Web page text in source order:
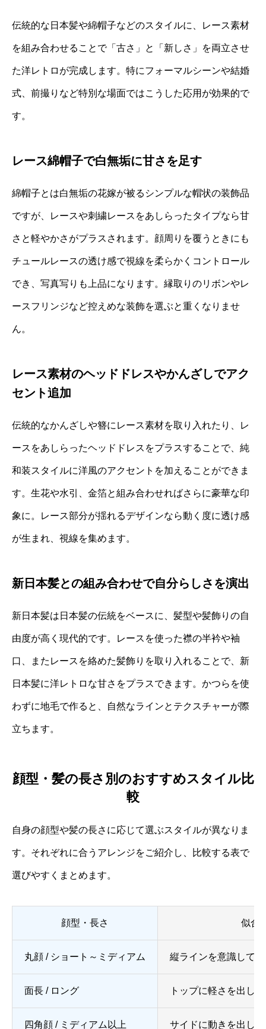
伝統的な日本髪や綿帽子などのスタイルに、レース素材
を組み合わせることで「古さ」と「新しさ」を両立させ
た洋レトロが完成します。特にフォーマルシーンや結婚
式、前撮りなど特別な場面ではこうした応用が効果的で
す。
レース綿帽子で白無垢に甘さを足す
綿帽子とは白無垢の花嫁が被るシンプルな帽状の装飾品
ですが、レースや刺繍レースをあしらったタイプなら甘
さと軽やかさがプラスされます。顔周りを覆うときにも
チュールレースの透け感で視線を柔らかくコントロール
でき、写真写りも上品になります。縁取りのリボンやレ
ースフリンジなど控えめな装飾を選ぶと重くなりませ
ん。
レース素材のヘッドドレスやかんざしでアク
セント追加
伝統的なかんざしや簪にレース素材を取り入れたり、レ
ースをあしらったヘッドドレスをプラスすることで、純
和装スタイルに洋風のアクセントを加えることができま
す。生花や水引、金箔と組み合わせればさらに豪華な印
象に。レース部分が揺れるデザインなら動く度に透け感
が生まれ、視線を集めます。
新日本髪との組み合わせで自分らしさを演出
新日本髪は日本髪の伝統をベースに、髪型や髪飾りの自
由度が高く現代的です。レースを使った襟の半衿や袖
口、またレースを絡めた髪飾りを取り入れることで、新
日本髪に洋レトロな甘さをプラスできます。かつらを使
わずに地毛で作ると、自然なラインとテクスチャーが際
立ちます。
顔型・髪の長さ別のおすすめスタイル比
較
自身の顔型や髪の長さに応じて選ぶスタイルが異なりま
す。それぞれに合うアレンジをご紹介し、比較する表で
選びやすくまとめます。
顔型・長さ 似合
丸顔 / ショート～ミディアム 縦ラインを意識して
面長 / ロング トップに軽さを出し
四角顔 / ミディアム以上 サイドに動きを出し